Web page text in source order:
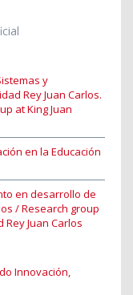
y
Rey Juan Carlos.
at King Juan
en la Educación
en desarrollo de
/ Research group
Juan Carlos
Innovación,